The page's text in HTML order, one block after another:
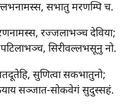
सभातु मरणम्पि च.
रज्जलाभञ्च देविया;
पटिलाभञ्च, सिरीवल्लभसूनु नो.
सुणित्वा सकभातुनो;
सञ्जात-सोकवेगं सुदुस्सहं.